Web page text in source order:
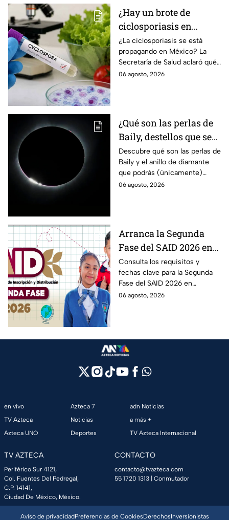
¿Hay un brote de
ciclosporiasis en
México? Salud rompe
el silencio tras 33 casos
detectados
¿La ciclosporiasis se está
propagando en México? La
Secretaría de Salud aclaró qué
ocurre tras la detección de 33
06 agosto, 2026
¿Qué son las perlas de
Baily, destellos que se
podrán ver
ÚNICAMENTE durante
el eclipse solar 2026 del
12 de agosto?
Descubre qué son las perlas de
Baily y el anillo de diamante
que podrás (únicamente)
observar durante el eclipse
06 agosto, 2026
Arranca la Segunda
Fase del SAID 2026 en
Edomex para grados
intermedios: Fechas
clave y requisitos para
cambios de escuela
Consulta los requisitos y
fechas clave para la Segunda
Fase del SAID 2026 en
Edomex y asegura el traslado
06 agosto, 2026
en vivo
TV Azteca
Azteca UNO
Azteca 7
Noticias
Deportes
adn Noticias
a más +
TV Azteca Internacional
TV AZTECA
Periférico Sur 4121,
Col. Fuentes Del Pedregal,
C.P. 14141,
Ciudad De México, México.
CONTACTO
contacto@tvazteca.com
55 1720 1313 | Conmutador
Aviso de privacidadPreferencias de CookiesDerechosInversionistas